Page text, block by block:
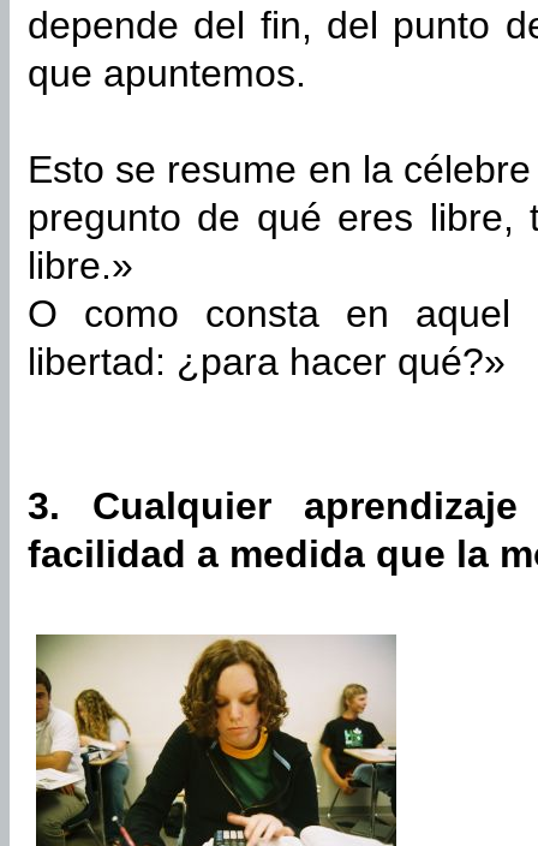
depende del fin, del punto
que apuntemos.
Esto se resume en la
pregunto de qué eres libre,
libre.»
O como consta en
libertad: ¿para hacer qué?»
3. Cualquier
facilidad a medida que la